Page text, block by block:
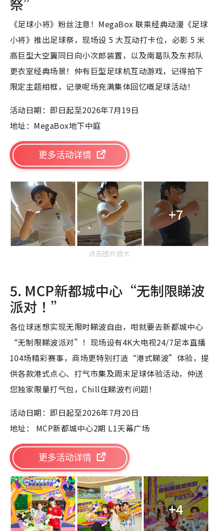
祭”
《足球小将》粉丝注意！MegaBox 联乘经典动漫《足球
小将》推出足球祭，现场设 5 大互动打卡位，必影 5 米
高巨型大空翼同日向小次郎装置，以及南葛队及东邦队
更衣室经典场景！仲有巨型足球机互动游戏，记得拍下
限定主题相框，记录呢场充满集体回忆嘅足球活动！
活动日期：即日起至2026年7月19日
地址：MegaBox地下中庭
更多活动详情
+7
点击图片放大
5. MCP新都城中心“无制限睇波
派对！”
各位球迷想实现无限时睇波自由，咁就要去新都城中心
“无制限睇波派对”！现场设有4K大电视24/7足本直播
104场精彩赛事，商场更特别打造“港式睇波”体验，提
供各款港式点心、打气市集及周末足球体验活动，仲送
您独家限量打气包，Chill住睇波冇问题！
活动日期：即日起至2026年7月20日
地址： MCP新都城中心2期 L1天幕广场
更多活动详情
+4